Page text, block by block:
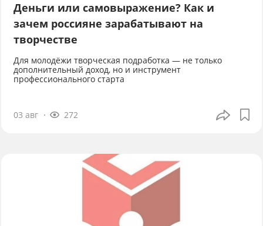
Деньги или самовыражение? Как и
зачем россияне зарабатывают на
творчестве
Для молодёжи творческая подработка — не только
дополнительный доход, но и инструмент
профессионального старта
03 авг 272